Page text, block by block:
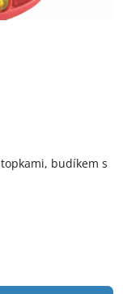
budíkem s